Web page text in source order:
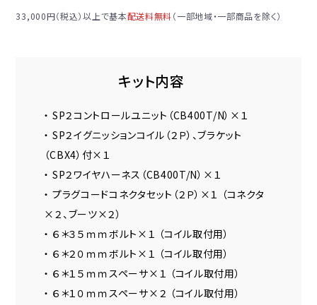
33,000円（税込）以上で基本配送料無料（一部地域・一部商品を除く）
キット内容
・ SP２コントロールユニット（CB400T/N）×１
・ SP２イグニッションコイル（２Ｐ）、ブラケット
（CBX4）付×１
・ SP２ワイヤハーネス（CB400T/N）×１
・ プラグコードコネクタセット（２Ｐ）×１ （コネクタ
×２、ブーツ×２）
・ ６＊３５ｍｍボルト×１ （コイル取付用）
・ ６＊２０ｍｍボルト×１ （コイル取付用）
・ ６＊１５ｍｍスペーサ×１ （コイル取付用）
・ ６＊１０ｍｍスペーサ×２ （コイル取付用）